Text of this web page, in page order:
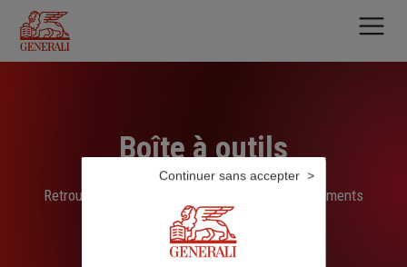
contenu
principal
Boîte à outils
Retrouvez ici les liens, N° de téléphone et documents
sélectionnés par nos soins
Continuer sans accepter